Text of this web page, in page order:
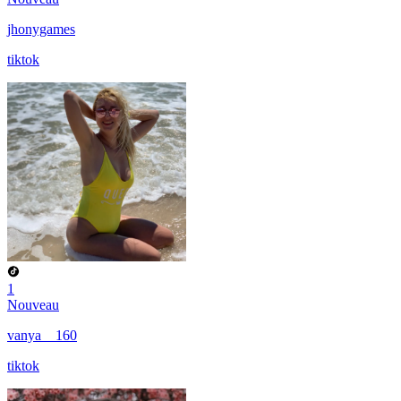
jhonygames
tiktok
1
Nouveau
vanya__160
tiktok